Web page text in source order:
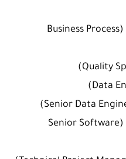
محلل العمليات التجارية. (Business Process
أخصائي اختبار البرمجيات. (Senior Software